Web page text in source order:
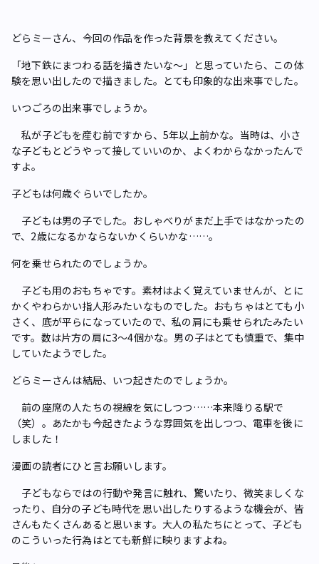
――どらミーさん、今回の作品を作った背景を教えてください。
「地下鉄にまつわる話を描きたいな～」と思っていたら、この体
験を思い出したので描きました。とても印象的な出来事でした。
――いつごろの出来事でしょうか。
私が子どもを産む前ですから、5年以上前かな。当時は、小さ
な子どもとどうやって接していいのか、よくわからなかったんで
すよ。
――子どもは何歳ぐらいでしたか。
子どもは男の子でした。おしゃべりがまだ上手ではなかったの
で、2歳になるかならないかくらいかな……。
――何を乗せられたのでしょうか。
子ども用のおもちゃです。素材はよく覚えていませんが、とに
かくやわらかい指人形みたいなものでした。おもちゃはとても小
さく、底が平らになっていたので、私の肩にも乗せられたみたい
です。数は片方の肩に3～4個かな。男の子はとても慎重で、集中
していたようでした。
――どらミーさんは結局、いつ起きたのでしょうか。
前の座席の人たちの視線を気にしつつ……本来降りる駅で
（笑）。あたかも今起きたような雰囲気を出しつつ、電車を後に
しました！
――漫画の読者にひと言お願いします。
子どもならではの行動や発言に触れ、驚いたり、微笑ましくな
ったり、自分の子ども時代を思い出したりするような機会が、皆
さんもたくさんあると思います。大人の私たちにとって、子ども
のこういった行為はとても新鮮に映りますよね。